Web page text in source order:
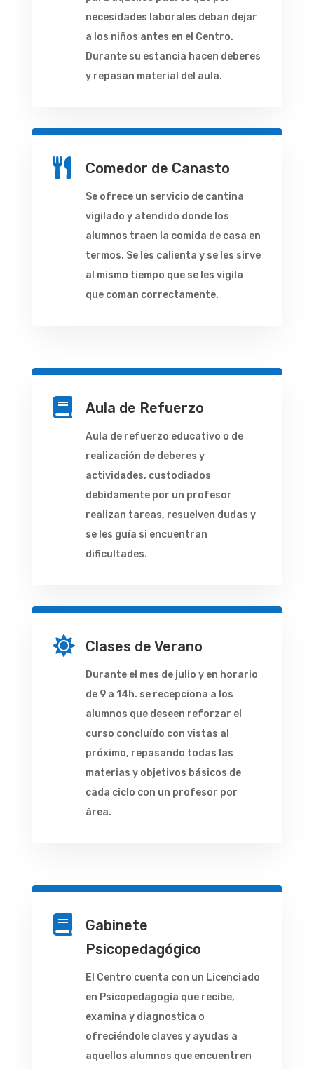
necesidades laborales deban dejar
a los niños antes en el Centro.
Durante su estancia hacen deberes
y repasan material del aula.
 Comedor de Canasto
Se ofrece un servicio de cantina
vigilado y atendido donde los
alumnos traen la comida de casa en
termos. Se les calienta y se les sirve
al mismo tiempo que se les vigila
que coman correctamente.
 Aula de Refuerzo
Aula de refuerzo educativo o de
realización de deberes y
actividades, custodiados
debidamente por un profesor
realizan tareas, resuelven dudas y
se les guía si encuentran
dificultades.
 Clases de Verano
Durante el mes de julio y en horario
de 9 a 14h. se recepciona a los
alumnos que deseen reforzar el
curso concluído con vistas al
próximo, repasando todas las
materias y objetivos básicos de
cada ciclo con un profesor por
área.

Gabinete
Psicopedagógico
El Centro cuenta con un Licenciado
en Psicopedagogía que recibe,
examina y diagnostica o
ofreciéndole claves y ayudas a
aquellos alumnos que encuentren